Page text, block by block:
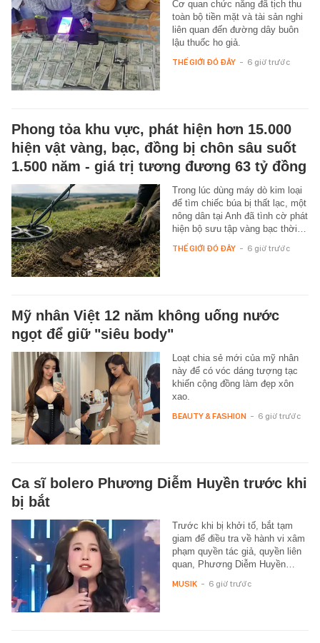
Cơ quan chức năng đã tịch thu
toàn bộ tiền mặt và tài sản nghi
liên quan đến đường dây buôn
lậu thuốc ho giả.
THẾ GIỚI ĐÓ ĐÂY - 6 giờ trước
Phong tỏa khu vực, phát hiện hơn 15.000
hiện vật vàng, bạc, đồng bị chôn sâu suốt
1.500 năm - giá trị tương đương 63 tỷ đồng
Trong lúc dùng máy dò kim loại
để tìm chiếc búa bị thất lạc, một
nông dân tại Anh đã tình cờ phát
hiện bộ sưu tập vàng bạc thời…
THẾ GIỚI ĐÓ ĐÂY - 6 giờ trước
Mỹ nhân Việt 12 năm không uống nước
ngọt để giữ "siêu body"
Loạt chia sẻ mới của mỹ nhân
này để có vóc dáng tượng tạc
khiến cộng đồng làm đẹp xôn
xao.
BEAUTY & FASHION - 6 giờ trước
Ca sĩ bolero Phương Diễm Huyền trước khi
bị bắt
Trước khi bị khởi tố, bắt tạm
giam để điều tra về hành vi xâm
phạm quyền tác giả, quyền liên
quan, Phương Diễm Huyền…
MUSIK - 6 giờ trước